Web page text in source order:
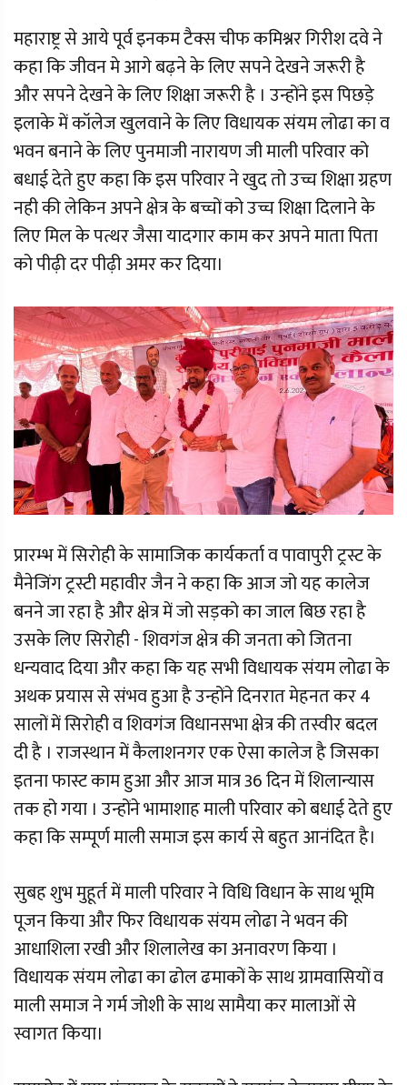
महाराष्ट्र से आये पूर्व इनकम टैक्स चीफ कमिश्नर गिरीश दवे ने
कहा कि जीवन मे आगे बढ़ने के लिए सपने देखने जरूरी है
और सपने देखने के लिए शिक्षा जरूरी है । उन्होंने इस पिछड़े
इलाके में कॉलेज खुलवाने के लिए विधायक संयम लोढा का व
भवन बनाने के लिए पुनमाजी नारायण जी माली परिवार को
बधाई देते हुए कहा कि इस परिवार ने खुद तो उच्च शिक्षा ग्रहण
नही की लेकिन अपने क्षेत्र के बच्चों को उच्च शिक्षा दिलाने के
लिए मिल के पत्थर जैसा यादगार काम कर अपने माता पिता
को पीढ़ी दर पीढ़ी अमर कर दिया।
प्रारम्भ में सिरोही के सामाजिक कार्यकर्ता व पावापुरी ट्रस्ट के
मैनेजिंग ट्रस्टी महावीर जैन ने कहा कि आज जो यह कालेज
बनने जा रहा है और क्षेत्र में जो सड़को का जाल बिछ रहा है
उसके लिए सिरोही - शिवगंज क्षेत्र की जनता को जितना
धन्यवाद दिया और कहा कि यह सभी विधायक संयम लोढा के
अथक प्रयास से संभव हुआ है उन्होंने दिनरात मेहनत कर 4
सालों में सिरोही व शिवगंज विधानसभा क्षेत्र की तस्वीर बदल
दी है । राजस्थान में कैलाशनगर एक ऐसा कालेज है जिसका
इतना फास्ट काम हुआ और आज मात्र 36 दिन में शिलान्यास
तक हो गया । उन्होंने भामाशाह माली परिवार को बधाई देते हुए
कहा कि सम्पूर्ण माली समाज इस कार्य से बहुत आनंदित है।
सुबह शुभ मुहूर्त में माली परिवार ने विधि विधान के साथ भूमि
पूजन किया और फिर विधायक संयम लोढा ने भवन की
आधाशिला रखी और शिलालेख का अनावरण किया ।
विधायक संयम लोढा का ढोल ढमाकों के साथ ग्रामवासियों व
माली समाज ने गर्म जोशी के साथ सामैया कर मालाओं से
स्वागत किया।